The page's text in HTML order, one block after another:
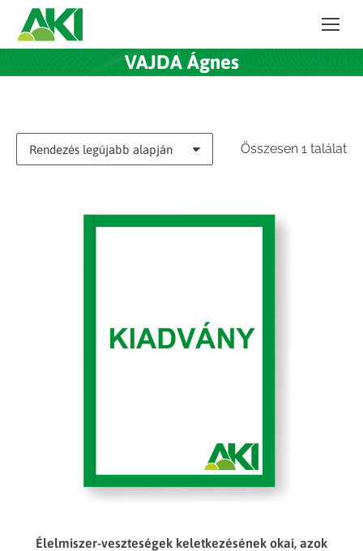
VAJDA Ágnes
Összesen 1 találat
Élelmiszer-veszteségek keletkezésének okai, azok